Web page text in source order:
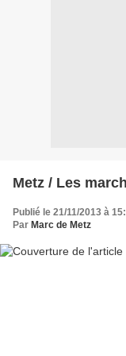
Metz / Les
Publié le 21/11/2013 à
Par Marc de Metz